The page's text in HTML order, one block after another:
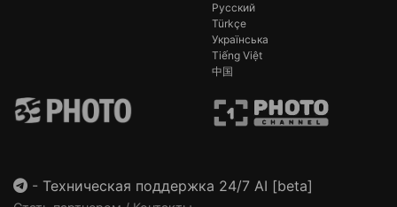
Русский
Türkçe
Українська
Tiếng Việt
中国
- Техническая поддержка 24/7 AI [beta]